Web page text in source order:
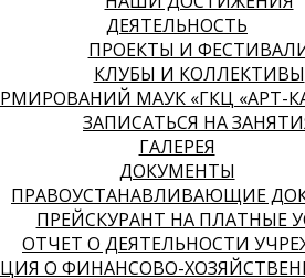
ДЕЯТЕЛЬНОСТЬ
ПРОЕКТЫ И
КЛУБЫ И КОЛЛЕКТИВЫ
МАУК «ГКЦ «АРТ-
ЗАПИСАТЬСЯ НА
ГАЛЕРЕЯ
ДОКУМЕНТЫ
ПРАВОУСТАНАВЛИВАЮЩИЕ
ПРЕЙСКУРАНТ НА ПЛАТНЫЕ
ОТЧЕТ О ДЕЯТЕЛЬНОСТИ
О ФИНАНСОВО-